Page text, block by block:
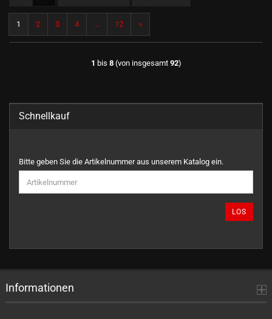
1 2 3 4 ... 12 »
1 bis 8(von insgesamt 92)
Schnellkauf
BITTE
GEBEN
SIE
DIE
EIN.
Bitte geben Sie die Artikelnummer aus unserem Katalog ein.
LOS
Informationen